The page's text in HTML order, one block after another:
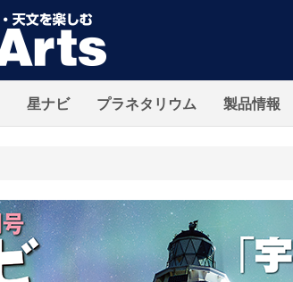
星ナビ プラネタリウム 製品情報